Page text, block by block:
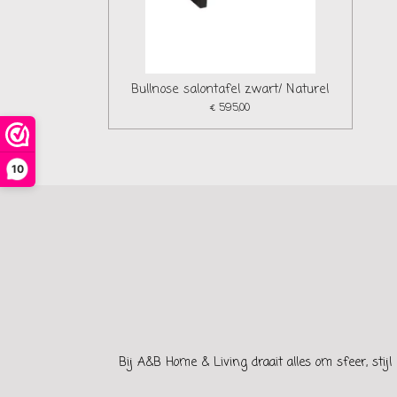
10
Bullnose salontafel zwart/ Naturel
€ 595,00
Bij A&B Home & Living draait alles om sfeer,